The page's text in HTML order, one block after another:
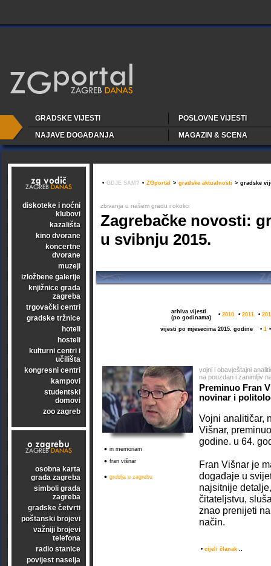
GRADSKE VIJESTI
POSLOVNE VIJESTI
NAJAVE DOGAĐANJA
MAGAZIN & SCENA
diskoteke i noćni
klubovi
kazališta
kino dvorane
koncertne
dvorane
muzeji
izložbene galerije
knjižnice grada
zagreba
trgovački centri
gradske tržnice
hoteli
hosteli
kulturni centri i
učilišta
kongresni centri
kampovi
studentski
domovi
zoo zagreb
osobna karta
grada zagreba
simboli grada
zagreba
gradske četvrti
poštanski brojevi
važniji brojevi
telefona
radio stanice
povijest naselja
• GDJE SAM? • ZGportal > gradske aktualnosti > gradske
zbivanja u našem gradu i okolici
Zagrebačke novosti:
u svibnju 2015.
arhiva vijesti
(po godinama)
• 2010. • 2011. •
vijesti po mjesecima 2015. godine • 1
• in memoriam
• fran višnar
• groblja u zagrebu
vojni i obavještajni
na pouzdan i zanimljiv
Preminuo Fran
novinar i
Vojni analitičar,
Višnar,
godine. u 64.
Fran Višnar je
događaje u
najsitnije
čitateljstvu,
znao prenijeti
način.
• cijeli članak ..